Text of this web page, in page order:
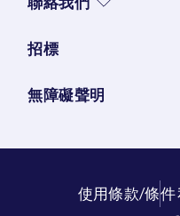
招標
無障礙聲明
使用條款/條件